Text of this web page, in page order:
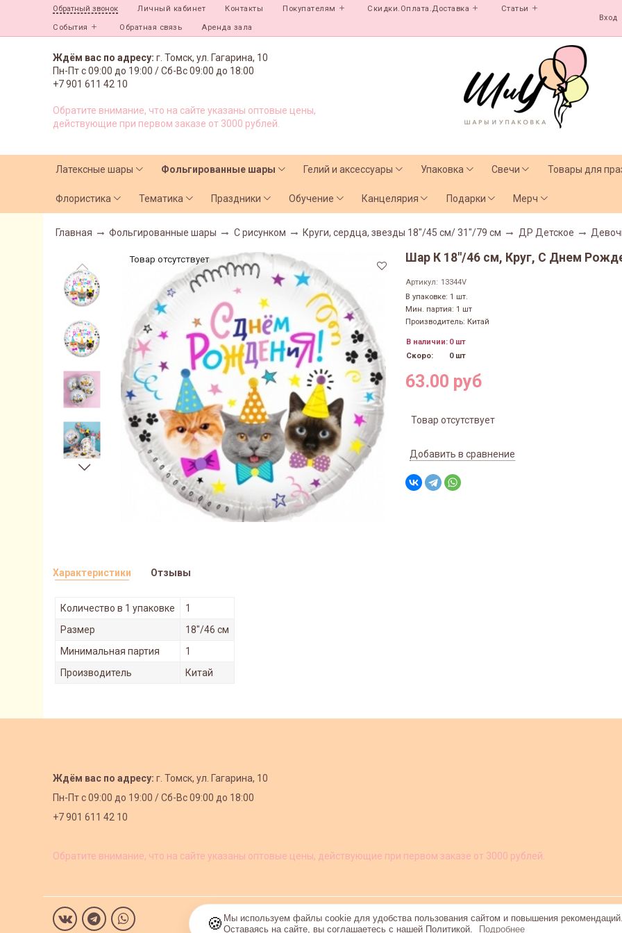
Обратный звонок Личный кабинет Контакты Покупателям Скидки.Оплата.Доставка Статьи
События Обратная связь Аренда зала
Вход
Ждём вас по адресу: г. Томск, ул. Гагарина, 10
Пн-Пт с09:00 до 19:00 /Сб-Вс 09:00 до 18:00
+7 901 611 42 10
Обратите внимание, что на сайте указаны оптовые цены,
действующие при первом заказе от 3000 рублей.
Латексные шары Фольгированные шары Гелий и аксессуары Упаковка Свечи Товары для
Флористика Тематика Праздники Обучение Канцелярия Подарки Мерч
Главная Фольгированные шары С рисунком Круги, сердца, звезды 18"/45 см/ 31"/79 см ДР Детское
Товар отсутствует Шар К 18"/46 см, Круг, С Днем
Артикул: 13344V
В упаковке: 1 шт.
Мин. партия: 1 шт
Производитель: Китай
В наличии: 0 шт
Скоро:
0 шт
63.00 руб
Товар отсутствует
Добавить в сравнение
Характеристики
Количество в 1 упаковке
1
Размер
18"/46 см
Минимальная партия
1
Производитель
Китай
Отзывы
Ждём вас по адресу: г. Томск, ул. Гагарина, 10
Пн-Пт с09:00 до 19:00 /Сб-Вс 09:00 до 18:00
+7 901 611 42 10
Обратите внимание, что на сайте указаны оптовые цены, действующие при первом заказе от 3000 рублей.
🍪 Мы используем файлы cookie для удобства пользования сайтом и повышения рекомендаций.
Оставаясь на сайте, вы соглашаетесь с нашей Политикой.
Подробнее